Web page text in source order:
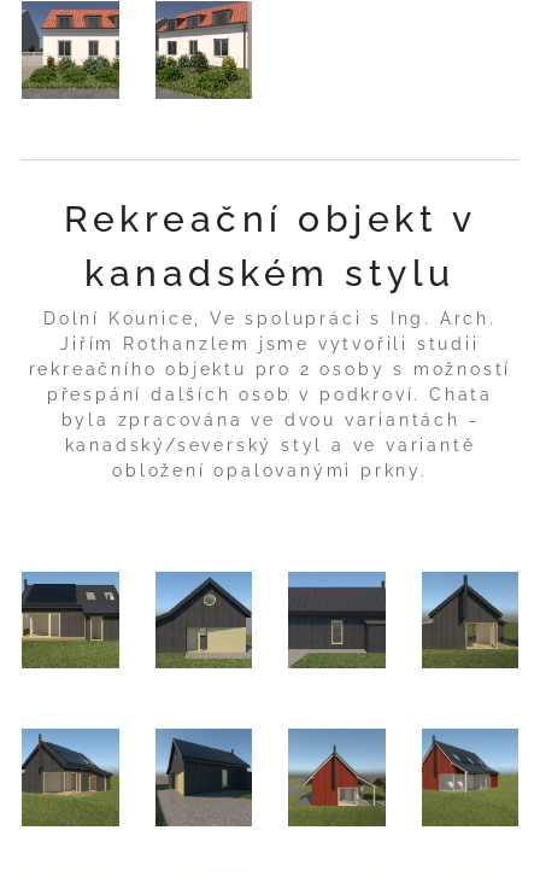
Rekreační objekt v
kanadském stylu
Dolní Kounice, Ve spolupráci s Ing. Arch.
Jiřím Rothanzlem jsme vytvořili studii
rekreačního objektu pro 2 osoby s možností
přespání dalších osob v podkroví. Chata
byla zpracována ve dvou variantách -
kanadský/severský styl a ve variantě
obložení opalovanými prkny.